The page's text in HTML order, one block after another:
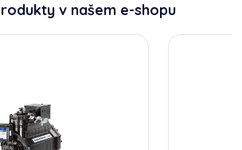
v našem e-shopu